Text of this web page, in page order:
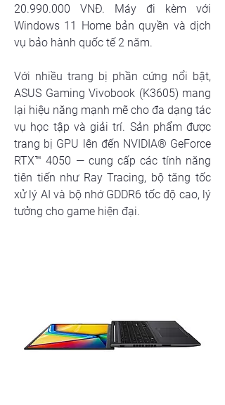
20.990.000 VNĐ. Máy đi kèm với
Windows 11 Home bản quyền và dịch
vụ bảo hành quốc tế 2 năm.
Với nhiều trang bị phần cứng nổi bật,
ASUS Gaming Vivobook (K3605) mang
lại hiệu năng mạnh mẽ cho đa dạng tác
vụ học tập và giải trí. Sản phẩm được
trang bị GPU lên đến NVIDIA® GeForce
RTX™ 4050 — cung cấp các tính năng
tiên tiến như Ray Tracing, bộ tăng tốc
xử lý AI và bộ nhớ GDDR6 tốc độ cao, lý
tưởng cho game hiện đại.